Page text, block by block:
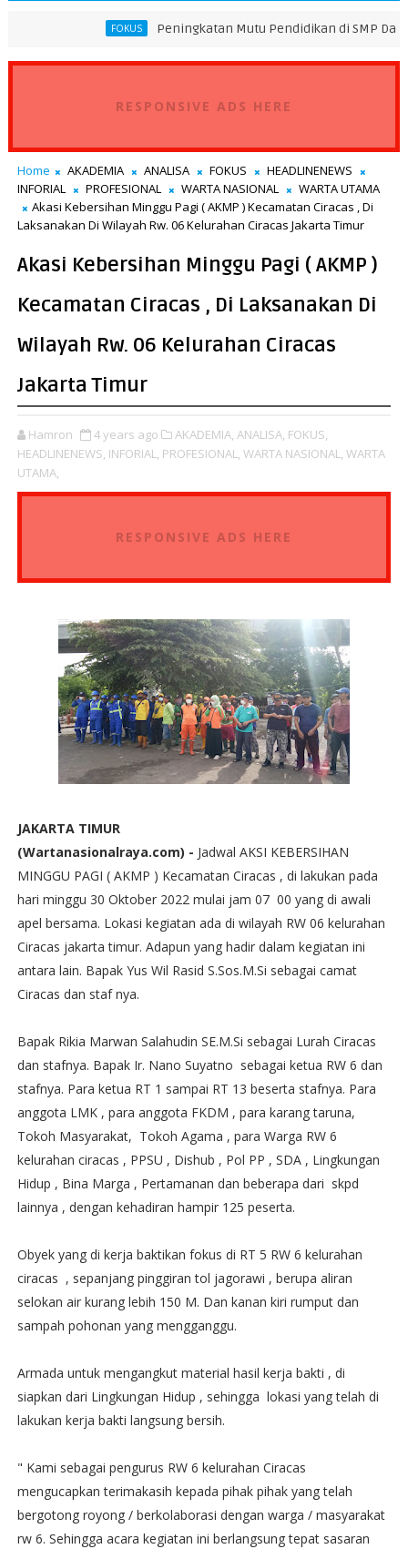
Peningkatan Mutu Pendidikan di SMP Darus Syifa Jakarta
RESPONSIVE ADS HERE
Home AKADEMIA ANALISA FOKUS
HEADLINENEWS
INFORIAL
PROFESIONAL WARTA NASIONAL
WARTA UTAMA
Akasi Kebersihan Minggu Pagi ( AKMP ) Kecamatan Ciracas , Di
Laksanakan Di Wilayah Rw. 06 Kelurahan Ciracas Jakarta Timur
Akasi Kebersihan Minggu Pagi ( AKMP )
Kecamatan Ciracas , Di Laksanakan Di
Wilayah Rw. 06 Kelurahan Ciracas
Jakarta Timur
Hamron 4 years ago AKADEMIA, ANALISA, FOKUS,
HEADLINENEWS, INFORIAL, PROFESIONAL, WARTA NASIONAL, WARTA
UTAMA,
RESPONSIVE ADS HERE
JAKARTA TIMUR
(Wartanasionalraya.com) - Jadwal AKSI KEBERSIHAN
MINGGU PAGI ( AKMP ) Kecamatan Ciracas , di lakukan pada
hari minggu 30 Oktober 2022 mulai jam 07 00 yang di awali
apel bersama. Lokasi kegiatan ada di wilayah RW 06 kelurahan
Ciracas jakarta timur. Adapun yang hadir dalam kegiatan ini
antara lain. Bapak Yus Wil Rasid S.Sos.M.Si sebagai camat
Ciracas dan staf nya.
Bapak Rikia Marwan Salahudin SE.M.Si sebagai Lurah Ciracas
dan stafnya. Bapak Ir. Nano Suyatno sebagai ketua RW 6 dan
stafnya. Para ketua RT 1 sampai RT 13 beserta stafnya. Para
anggota LMK , para anggota FKDM , para karang taruna,
Tokoh Masyarakat, Tokoh Agama , para Warga RW 6
kelurahan ciracas , PPSU , Dishub , Pol PP , SDA , Lingkungan
Hidup , Bina Marga , Pertamanan dan beberapa dari skpd
lainnya , dengan kehadiran hampir 125 peserta.
Obyek yang di kerja baktikan fokus di RT 5 RW 6 kelurahan
ciracas , sepanjang pinggiran tol jagorawi , berupa aliran
selokan air kurang lebih 150 M. Dan kanan kiri rumput dan
sampah pohonan yang mengganggu.
Armada untuk mengangkut material hasil kerja bakti , di
siapkan dari Lingkungan Hidup , sehingga lokasi yang telah di
lakukan kerja bakti langsung bersih.
" Kami sebagai pengurus RW 6 kelurahan Ciracas
mengucapkan terimakasih kepada pihak pihak yang telah
bergotong royong / berkolaborasi dengan warga / masyarakat
rw 6. Sehingga acara kegiatan ini berlangsung tepat sasaran